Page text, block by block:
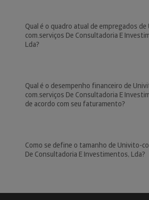
Qual é o quadro atual de empregados
com.serviços De Consultadoria E
Lda?
Qual é o desempenho financeiro de
com.serviços De Consultadoria E
de acordo com seu faturamento?
Como se define o tamanho de Univito-
De Consultadoria E Investimentos, Lda?